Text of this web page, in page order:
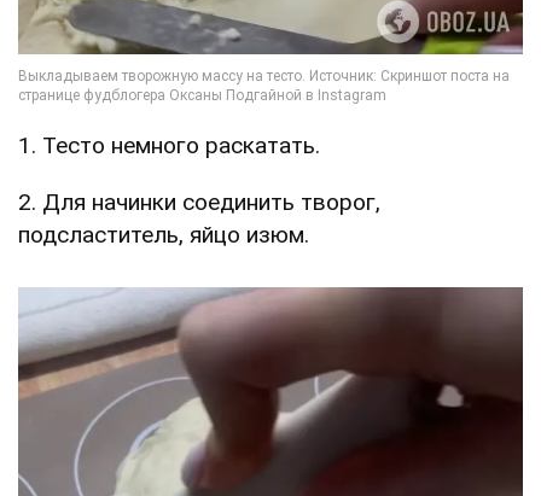
1. Тесто немного раскатать.
2. Для начинки соединить творог,
подсластитель, яйцо изюм.